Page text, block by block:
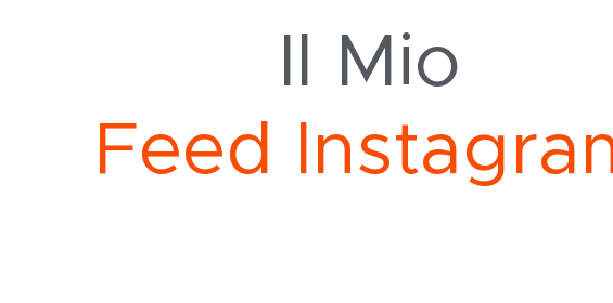
Il Mio
Feed Instagra